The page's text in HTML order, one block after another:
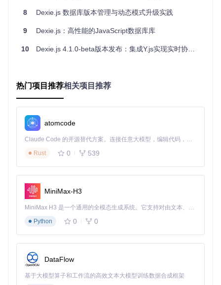
代码编辑器（VS Code推荐安装IndexedDB Inspector插
安装方式
# 克隆项目仓库
git clone
cd Dexie.js
# 安装依赖
npm install
# 构建项目
在TypeScript或ES模块项目中导入：
import
方案2：直接引入（快速试用）
无需构建工具，直接在HTML中引入UMD版本：
script src="dist/dexie.min.js"
<!-- ES模块引入 (现代浏览器) -->
8 Dexie.js 数据库版本管理与动态模式升级实践
9 Dexie.js：高性能的JavaScript数据库库
10 Dexie.js 4.1.0-beta版本发布：集成Y.js实现实时协同编辑
热门项目推荐相关项目推荐
atomcode
Claude Code 的开源替代方案。连接任意大模型，编辑代码，运行命令，自动验证 — 全自动执行。用 Rust 构建，极致性能。 ｜ An open-source alternative to Claude Code. Connect any LLM, edit code, run commands, and verify changes — autonomously. Built in Rust for speed. Get Started
Rust
0 539
MiniMax-H3
MiniMax H3 是一个通用的全模态生成系统。它支持对由文本、图像、视频和音频组成的多模态上下文进行统一理解，并能生成分辨率高达 2K、时长可达 15 秒的带原生立体声音频的视频。得益于面向任务泛化的系统设计，H3 在预训练阶段就已具备广泛的多模态上下文理解与生成能力，能够出色地执行复杂的多模态指令。
Python
0 0
DataFlow
基于大模型算子和工作流的高效文本大模型训练数据合成框架